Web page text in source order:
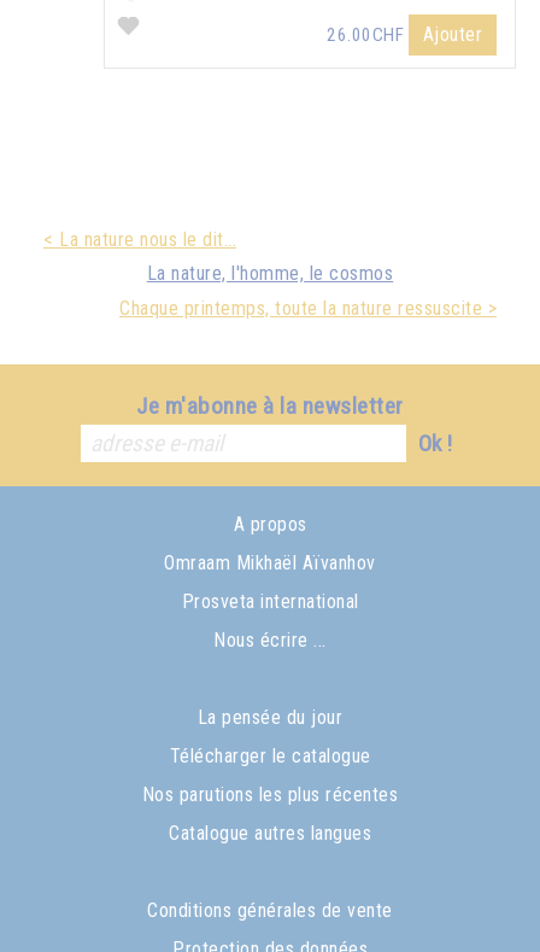
26.00CHF Ajouter
< La nature nous le dit...
La nature, l'homme, le cosmos
Chaque printemps, toute la nature ressuscite >
Je m'abonne à la newsletter
Ok !
A propos
Omraam Mikhaël Aïvanhov
Prosveta international
Nous écrire ...
La pensée du jour
Télécharger le catalogue
Nos parutions les plus récentes
Catalogue autres langues
Conditions générales de vente